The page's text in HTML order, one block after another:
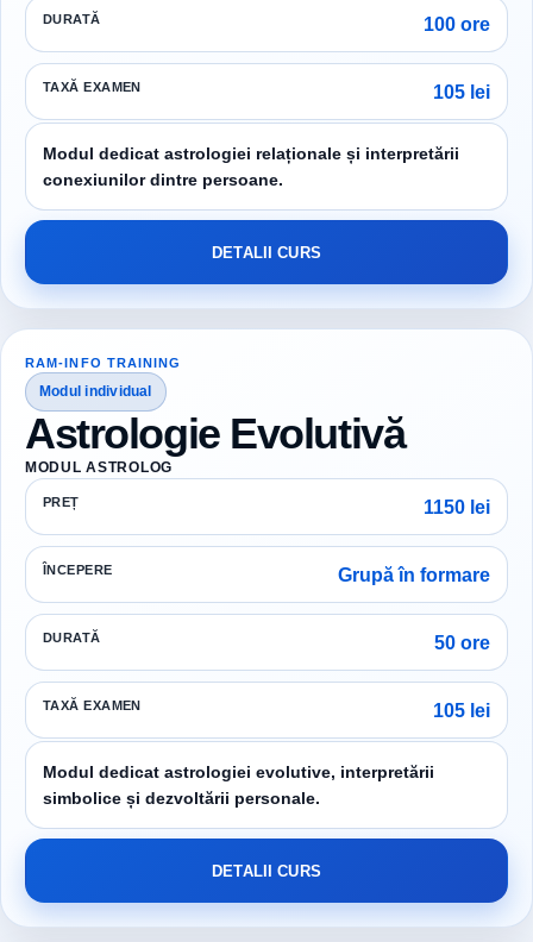
DURATĂ 100 ore
TAXĂ EXAMEN 105 lei
Modul dedicat astrologiei relaționale și interpretării
conexiunilor dintre persoane.
DETALII CURS
RAM-INFO TRAINING
Modul individual
Astrologie Evolutivă
MODUL ASTROLOG
PREȚ 1150 lei
ÎNCEPERE Grupă în formare
DURATĂ 50 ore
TAXĂ EXAMEN 105 lei
Modul dedicat astrologiei evolutive, interpretării
simbolice și dezvoltării personale.
DETALII CURS